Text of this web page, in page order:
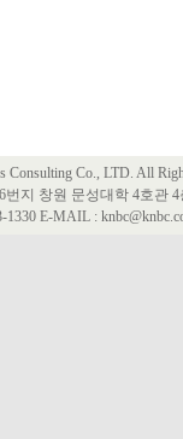
Co., LTD. All
지 창원 문성대학 4호관 4
1330 E-MAIL :